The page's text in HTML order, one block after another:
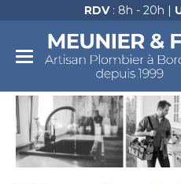
RDV: 8h - 20h |